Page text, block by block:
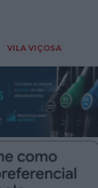
VILA VIÇOSA